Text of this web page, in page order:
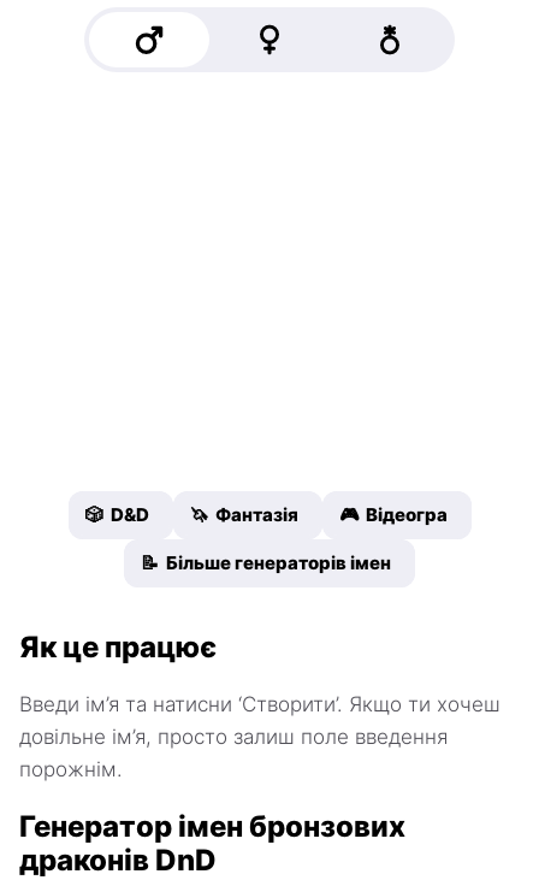
🎲 D&D 🦄 Фантазія 🎮 Відеогра
📝 Більше генераторів імен
Як це працює
Введи ім’я та натисни ‘Створити’. Якщо ти хочеш
довільне ім’я, просто залиш поле введення
порожнім.
Генератор імен бронзових
драконів DnD